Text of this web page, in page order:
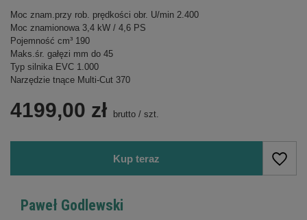
Moc znam.przy rob. prędkości obr. U/min 2.400
Moc znamionowa 3,4 kW / 4,6 PS
Pojemność cm³ 190
Maks.śr. gałęzi mm do 45
Typ silnika EVC 1.000
Narzędzie tnące Multi-Cut 370
4199,00 zł brutto / szt.
Kup teraz
Paweł Godlewski